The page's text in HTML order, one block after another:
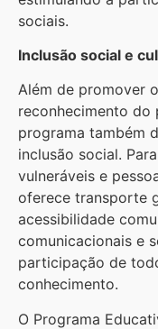
sociais.
Inclusão social e
Além de promover
reconhecimento do
programa também
inclusão social.
vulneráveis e
oferece transporte
acessibilidade
comunicacionais e
participação de
conhecimento.
O Programa